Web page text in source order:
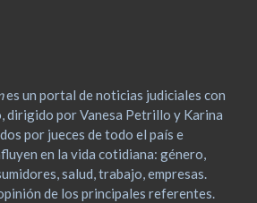
es un portal de noticias judiciales con
dirigido por Vanesa Petrillo y Karina
por jueces de todo el país e
en la vida cotidiana: género,
salud, trabajo, empresas.
de los principales referentes.